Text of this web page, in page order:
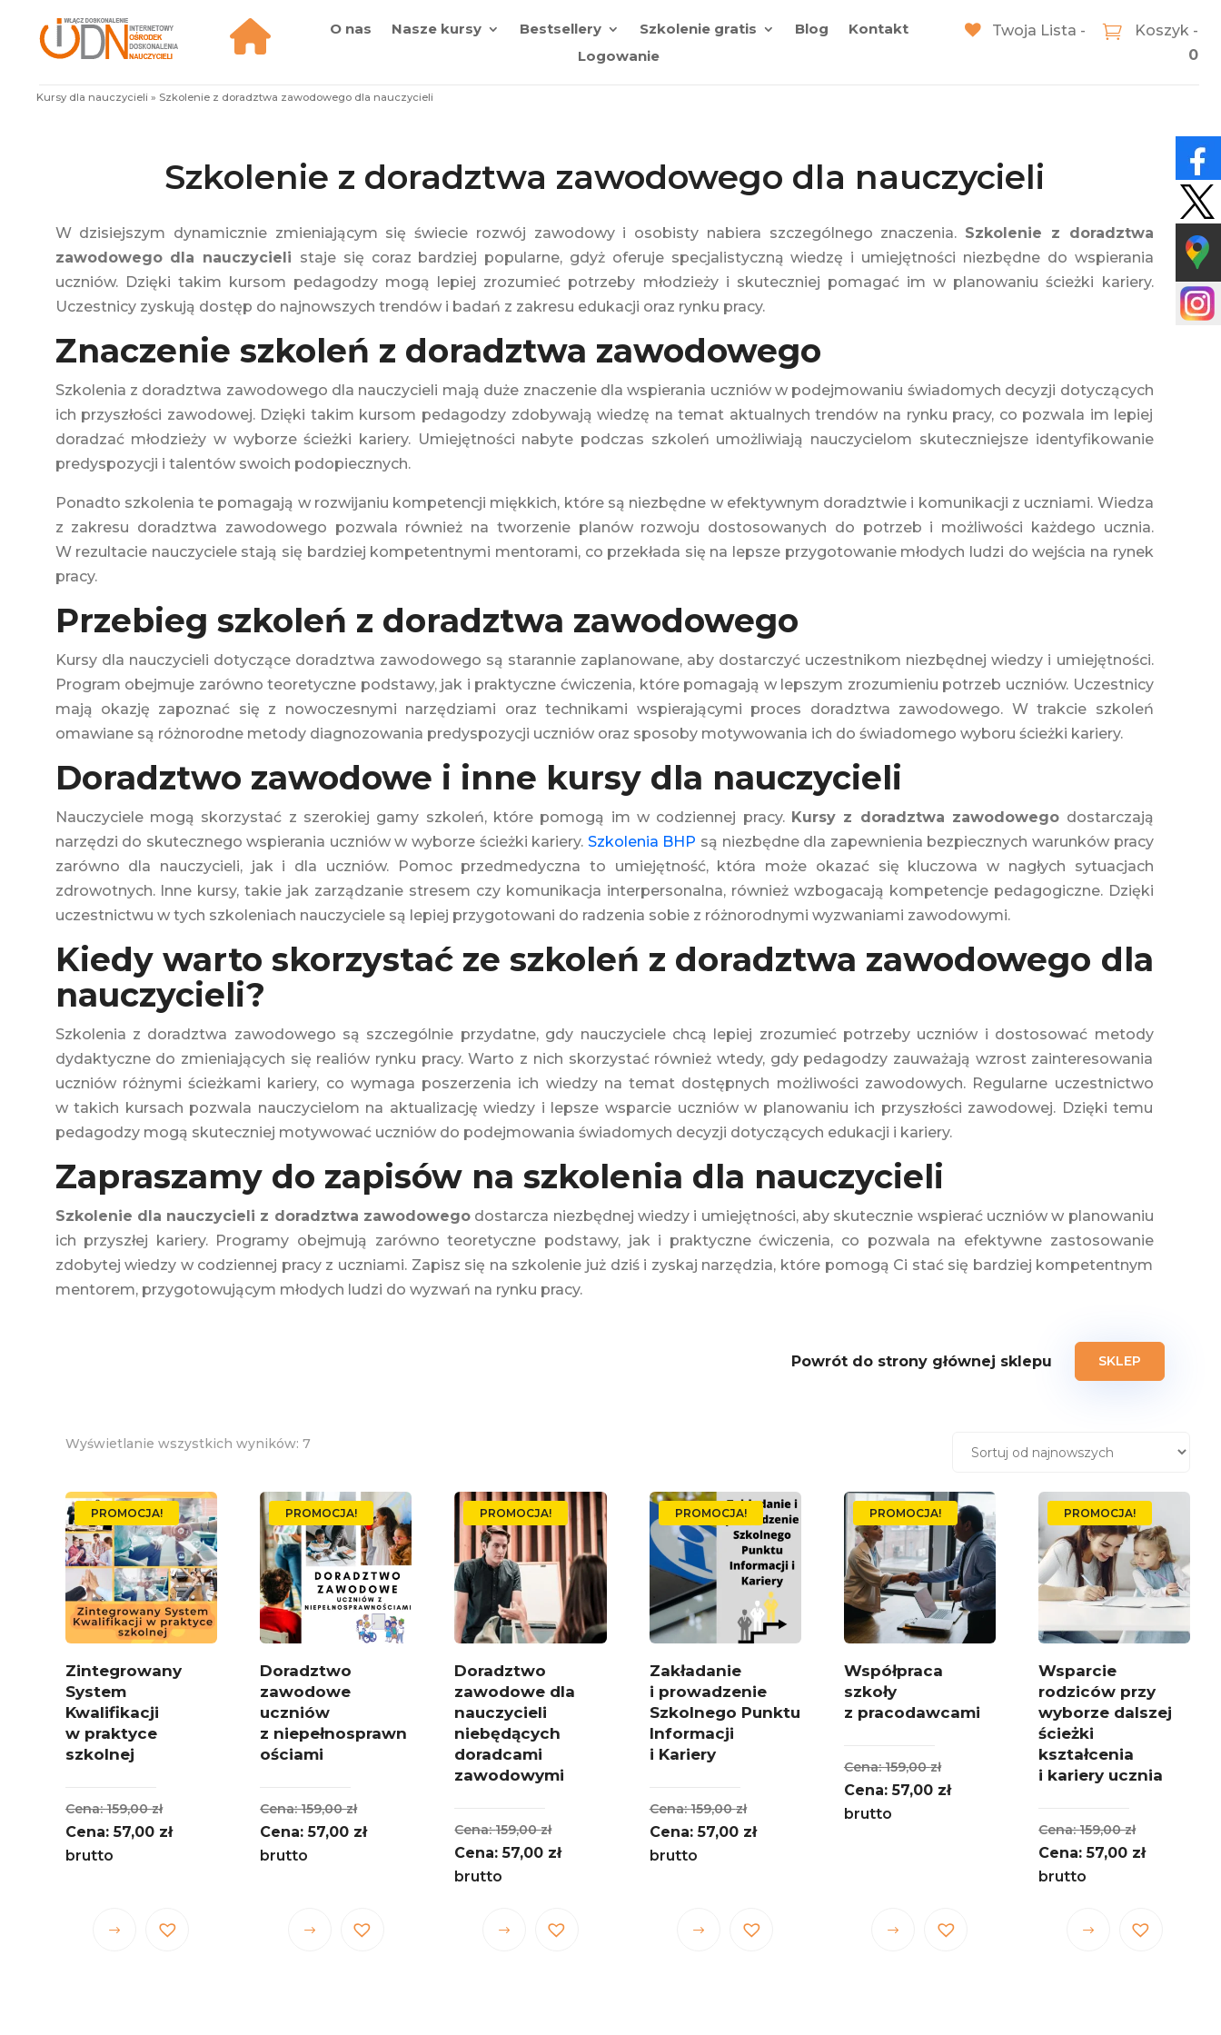
O nas Nasze kursy Bestsellery Szkolenie gratis Blog
Kontakt
Logowanie
Twoja Lista -
Koszyk -
0
Kursy dla nauczycieli » Szkolenie z doradztwa zawodowego dla nauczycieli
Szkolenie z doradztwa zawodowego dla nauczycieli
W dzisiejszym dynamicznie zmieniającym się świecie rozwój zawodowy i osobisty nabiera szczególnego znaczenia. Szkolenie z doradztwa
zawodowego dla nauczycieli staje się coraz bardziej popularne, gdyż oferuje specjalistyczną wiedzę i umiejętności niezbędne do wspierania
uczniów. Dzięki takim kursom pedagodzy mogą lepiej zrozumieć potrzeby młodzieży i skuteczniej pomagać im w planowaniu ścieżki kariery.
Uczestnicy zyskują dostęp do najnowszych trendów i badań z zakresu edukacji oraz rynku pracy.
Znaczenie szkoleń z doradztwa zawodowego
Szkolenia z doradztwa zawodowego dla nauczycieli mają duże znaczenie dla wspierania uczniów w podejmowaniu świadomych decyzji dotyczących
ich przyszłości zawodowej. Dzięki takim kursom pedagodzy zdobywają wiedzę na temat aktualnych trendów na rynku pracy, co pozwala im lepiej
doradzać młodzieży w wyborze ścieżki kariery. Umiejętności nabyte podczas szkoleń umożliwiają nauczycielom skuteczniejsze identyfikowanie
predyspozycji i talentów swoich podopiecznych.
Ponadto szkolenia te pomagają w rozwijaniu kompetencji miękkich, które są niezbędne w efektywnym doradztwie i komunikacji z uczniami. Wiedza
z zakresu doradztwa zawodowego pozwala również na tworzenie planów rozwoju dostosowanych do potrzeb i możliwości każdego ucznia.
W rezultacie nauczyciele stają się bardziej kompetentnymi mentorami, co przekłada się na lepsze przygotowanie młodych ludzi do wejścia na rynek
pracy.
Przebieg szkoleń z doradztwa zawodowego
Kursy dla nauczycieli dotyczące doradztwa zawodowego są starannie zaplanowane, aby dostarczyć uczestnikom niezbędnej wiedzy i umiejętności.
Program obejmuje zarówno teoretyczne podstawy, jak i praktyczne ćwiczenia, które pomagają w lepszym zrozumieniu potrzeb uczniów. Uczestnicy
mają okazję zapoznać się z nowoczesnymi narzędziami oraz technikami wspierającymi proces doradztwa zawodowego. W trakcie szkoleń
omawiane są różnorodne metody diagnozowania predyspozycji uczniów oraz sposoby motywowania ich do świadomego wyboru ścieżki kariery.
Doradztwo zawodowe i inne kursy dla nauczycieli
Nauczyciele mogą skorzystać z szerokiej gamy szkoleń, które pomogą im w codziennej pracy. Kursy z doradztwa zawodowego dostarczają
narzędzi do skutecznego wspierania uczniów w wyborze ścieżki kariery. Szkolenia BHP są niezbędne dla zapewnienia bezpiecznych warunków pracy
zarówno dla nauczycieli, jak i dla uczniów. Pomoc przedmedyczna to umiejętność, która może okazać się kluczowa w nagłych sytuacjach
zdrowotnych. Inne kursy, takie jak zarządzanie stresem czy komunikacja interpersonalna, również wzbogacają kompetencje pedagogiczne. Dzięki
uczestnictwu w tych szkoleniach nauczyciele są lepiej przygotowani do radzenia sobie z różnorodnymi wyzwaniami zawodowymi.
Kiedy warto skorzystać ze szkoleń z doradztwa zawodowego dla
nauczycieli?
Szkolenia z doradztwa zawodowego są szczególnie przydatne, gdy nauczyciele chcą lepiej zrozumieć potrzeby uczniów i dostosować metody
dydaktyczne do zmieniających się realiów rynku pracy. Warto z nich skorzystać również wtedy, gdy pedagodzy zauważają wzrost zainteresowania
uczniów różnymi ścieżkami kariery, co wymaga poszerzenia ich wiedzy na temat dostępnych możliwości zawodowych. Regularne uczestnictwo
w takich kursach pozwala nauczycielom na aktualizację wiedzy i lepsze wsparcie uczniów w planowaniu ich przyszłości zawodowej. Dzięki temu
pedagodzy mogą skuteczniej motywować uczniów do podejmowania świadomych decyzji dotyczących edukacji i kariery.
Zapraszamy do zapisów na szkolenia dla nauczycieli
Szkolenie dla nauczycieli z doradztwa zawodowego dostarcza niezbędnej wiedzy i umiejętności, aby skutecznie wspierać uczniów w planowaniu
ich przyszłej kariery. Programy obejmują zarówno teoretyczne podstawy, jak i praktyczne ćwiczenia, co pozwala na efektywne zastosowanie
zdobytej wiedzy w codziennej pracy z uczniami. Zapisz się na szkolenie już dziś i zyskaj narzędzia, które pomogą Ci stać się bardziej kompetentnym
mentorem, przygotowującym młodych ludzi do wyzwań na rynku pracy.
Powrót do strony głównej sklepu SKLEP
Wyświetlanie wszystkich wyników: 7Posortowane
najnowszych
PROMOCJA!
Zintegrowany
System
Kwalifikacji
w praktyce
szkolnej
159,00złPierwotna
cena
57,00 złAktualna
brutto
Ten
PROMOCJA!
Doradztwo
zawodowe
uczniów
z niepełnosprawn
ościami
159,00złPierwotna
cena
57,00 złAktualna
brutto
Ten
PROMOCJA!
Doradztwo
zawodowe dla
nauczycieli
niebędących
doradcami
zawodowymi
159,00złPierwotna
cena
57,00 złAktualna
57,00 zł.
brutto
Ten
PROMOCJA!
Zakładanie
i prowadzenie
Szkolnego Punktu
Informacji
i Kariery
159,00złPierwotna
cena
57,00 złAktualna
brutto
Ten
PROMOCJA!
Współpraca
szkoły
z pracodawcami
159,00złPierwotna
cena
57,00 złAktualna
brutto
Ten
PROMOCJA!
Wsparcie
rodziców przy
wyborze dalszej
ścieżki
kształcenia
i kariery ucznia
159,00złPierwotna
cena
57,00 złAktualna
57,00 zł.
brutto
Ten